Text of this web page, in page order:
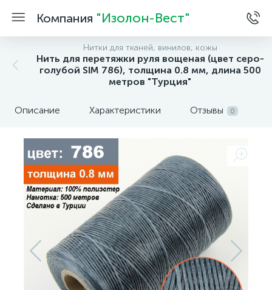
Компания "Изолон-Вест"
Нитки для тканей, винилов, кожы
Нить для перетяжки руля вощеная (цвет серо-
голубой SIM 786), толщина 0.8 мм, длина 500
метров "Турция"
Описание Характеристики Отзывы 0